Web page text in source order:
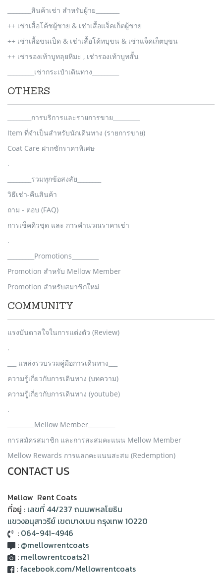
________สินค้าเช่า สำหรับผู้าย________
++ เช่าเสื้อโค้ชผู้ชาย & เช่าเสื้อแจ็คเก็ตผู้ชาย
++ เช่าเสื้อขนเป็ด & เช่าเสื้อโค้ทบุขน & เช่าแจ็คเก็ตบุขน
++ เช่ารองเท้าบูทลุยหิมะ , เช่ารองเท้าบูทสั้น
_________เช่ากระเป๋าเดินทาง_________
OTHERS
________การบริการและรายการขาย_________
Item ที่จำเป็นสำหรับนักเดินทาง (รายการขาย)
Coat Care ฝากซักราคาพิเศษ
.
________รวมทุกข้อสงสัย________
วิธีเช่า-คืนสินค้า
ถาม - ตอบ (FAQ)
การเช็คคิวชุด และ การคำนวณราคาเช่า
.
_________Promotions_________
Promotion สำหรับ Mellow Member
Promotion สำหรับสมาชิกใหม่
COMMUNITY
แรงบันดาลใจในการแต่งตัว (Review)
.
___ แหล่งรวบรวมคู่มือการเดินทาง___
ความรู้เกี่ยวกับการเดินทาง (บทความ)
ความรู้เกี่ยวกับการเดินทาง (youtube)
.
_________Mellow Member_________
การสมัครสมาชิก และการสะสมคะแนน Mellow Member
Mellow Rewards การแลกคะแนนสะสม (Redemption)
CONTACT US
Mellow Rent Coats
ที่อยู่ : เลขที่ 44/237 ถนนพหลโยธิน
แขวงอนุสาวรีย์ เขตบางเขน กรุงเทพ 10220
: 064-941-4946
: @mellowrentcoats
: mellowrentcoats21
: facebook.com/Mellowrentcoats